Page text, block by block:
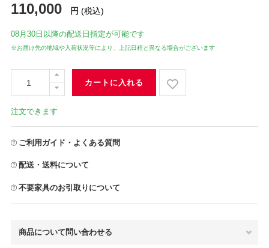
110,000 円 (税込)
08月30日 以降の配送日指定が可能です
※お届け先の地域や入荷状況等により、上記日程と異なる場合がございます
カートに入れる
注文できます
ご利用ガイド・よくある質問
配送・送料について
不要家具のお引取りについて
商品について問い合わせる